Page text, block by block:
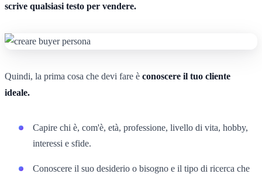
scrive qualsiasi testo per vendere.
Quindi, la prima cosa che devi fare è conoscere il tuo cliente
ideale.
Capire chi è, com'è, età, professione, livello di vita, hobby,
interessi e sfide.
Conoscere il suo desiderio o bisogno e il tipo di ricerca che